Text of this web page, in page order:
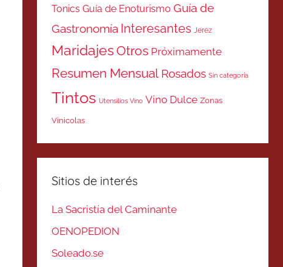
Tonics Guía de Enoturismo Guía de
Gastronomía Interesantes Jerez
MaridajesOtros Próximamente
Resumen Mensual Rosados Sin categoría
Tintos Utensilios Vino Vino Dulce Zonas
Vinicolas
Sitios de interés
La Sacristía del Caminante
OENOPEDION
Soleado.se